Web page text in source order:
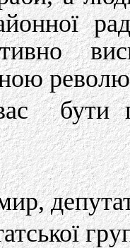
бути